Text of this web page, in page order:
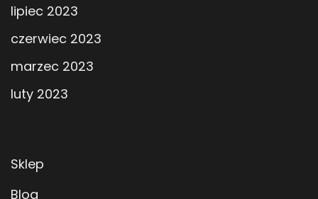
lipiec 2023
czerwiec 2023
marzec 2023
luty 2023
Sklep
Blog